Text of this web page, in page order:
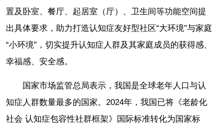
置及卧室、餐厅、起居室（厅）、卫生间等功能空间提
出具体要求，助力打造认知症友好型社区“大环境”与家庭
“小环境”，切实提升认知症人群及其家庭成员的获得感、
幸福感、安全感。
国家市场监管总局表示，我国是全球老年人口与认
知症人群数量最多的国家。2024年，我国已将《老龄化
社会 认知症包容性社群框架》国际标准转化为国家标